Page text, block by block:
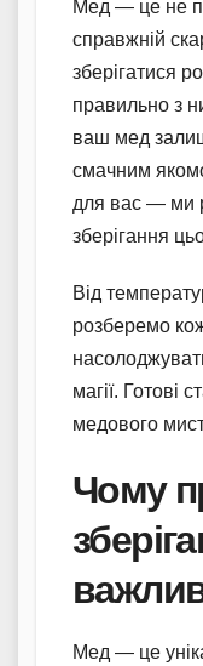
Мед — це не
справжній
зберігатися
правильно з
ваш мед
смачним
для вас — ми
зберігання
Від
розберемо
магії. Готові
медового
Чому
Мед — це